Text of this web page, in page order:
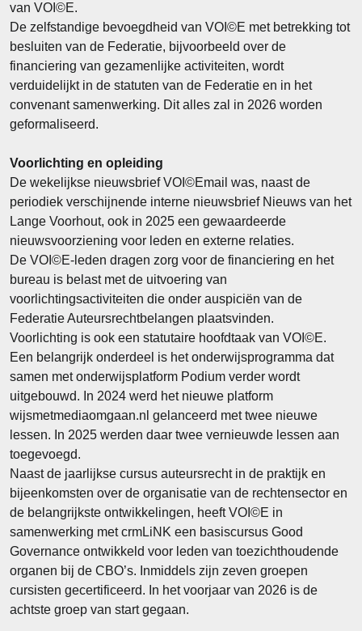
van VOI©E.
De zelfstandige bevoegdheid van VOI©E met betrekking tot
besluiten van de Federatie, bijvoorbeeld over de
financiering van gezamenlijke activiteiten, wordt
verduidelijkt in de statuten van de Federatie en in het
convenant samenwerking. Dit alles zal in 2026 worden
geformaliseerd.
Voorlichting en opleiding
De wekelijkse nieuwsbrief VOI©Email was, naast de
periodiek verschijnende interne nieuwsbrief Nieuws van het
Lange Voorhout, ook in 2025 een gewaardeerde
nieuwsvoorziening voor leden en externe relaties.
De VOI©E-leden dragen zorg voor de financiering en het
bureau is belast met de uitvoering van
voorlichtingsactiviteiten die onder auspiciën van de
Federatie Auteursrechtbelangen plaatsvinden.
Voorlichting is ook een statutaire hoofdtaak van VOI©E.
Een belangrijk onderdeel is het onderwijsprogramma dat
samen met onderwijsplatform Podium verder wordt
uitgebouwd. In 2024 werd het nieuwe platform
wijsmetmediaomgaan.nl gelanceerd met twee nieuwe
lessen. In 2025 werden daar twee vernieuwde lessen aan
toegevoegd.
Naast de jaarlijkse cursus auteursrecht in de praktijk en
bijeenkomsten over de organisatie van de rechtensector en
de belangrijkste ontwikkelingen, heeft VOI©E in
samenwerking met crmLiNK een basiscursus Good
Governance ontwikkeld voor leden van toezichthoudende
organen bij de CBO’s. Inmiddels zijn zeven groepen
cursisten gecertificeerd. In het voorjaar van 2026 is de
achtste groep van start gegaan.